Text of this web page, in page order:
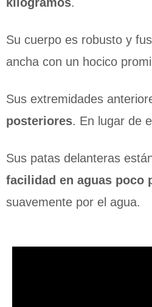
Su cuerpo es robusto y
ancha con un hocico
Sus extremidades
posteriores. En lugar de
Sus patas delanteras
facilidad en aguas poco
suavemente por el agua.